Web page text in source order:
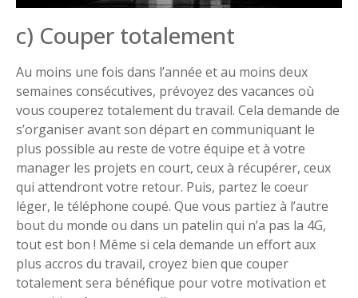
c) Couper totalement
Au moins une fois dans l’année et au moins deux
semaines consécutives, prévoyez des vacances où
vous couperez totalement du travail. Cela demande de
s’organiser avant son départ en communiquant le
plus possible au reste de votre équipe et à votre
manager les projets en court, ceux à récupérer, ceux
qui attendront votre retour. Puis, partez le coeur
léger, le téléphone coupé. Que vous partiez à l’autre
bout du monde ou dans un patelin qui n’a pas la 4G,
tout est bon ! Même si cela demande un effort aux
plus accros du travail, croyez bien que couper
totalement sera bénéfique pour votre motivation et